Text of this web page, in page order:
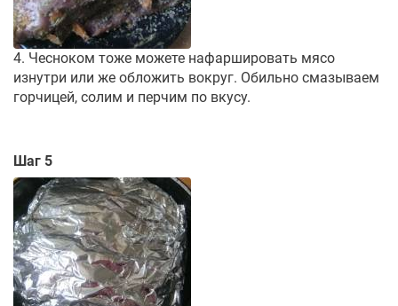
4. Чесноком тоже можете нафаршировать мясо
изнутри или же обложить вокруг. Обильно смазываем
горчицей, солим и перчим по вкусу.
Шаг 5